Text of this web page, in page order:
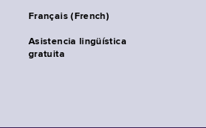
Français (French)
Asistencia lingüística
gratuita